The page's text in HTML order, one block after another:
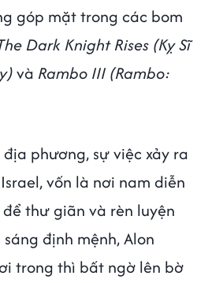
góp mặt trong các bom
Dark Knight Rises (Kỵ Sĩ
và Rambo III (Rambo:
phương, sự việc xảy ra
vốn là nơi nam diễn
thư giãn và rèn luyện
định mệnh, Alon
trong thì bất ngờ lên bờ